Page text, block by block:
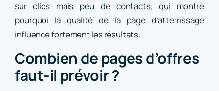
surclics mais peu de contacts, qui montre
pourquoi la qualité de la page d’atterrissage
influence fortement les résultats.
Combien de pages d’offres
faut-il prévoir ?